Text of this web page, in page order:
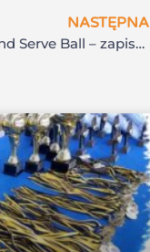
NASTĘPNA
Amatorski Turniej Catch and Serve Ball – zapisy otwarte!